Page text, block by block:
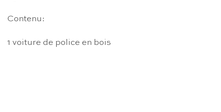
Contenu:
1 voiture de police en bois